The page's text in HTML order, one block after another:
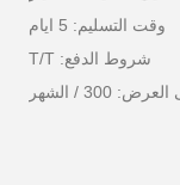
وقت التسليم: 5 ايام
شروط الدفع: T/T
300 / الشهر